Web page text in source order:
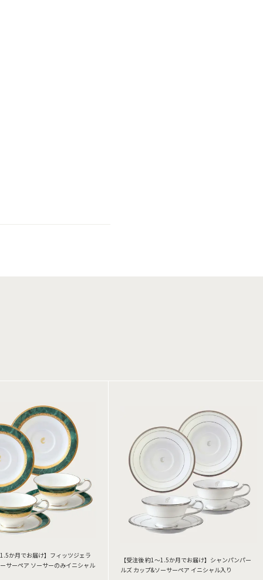
1.5か月でお届け】フィッツジェラ
サーペア ソーサーのみイニシャル
【受注後 約1～1.5か月でお届け】シャンパンパー
ルズ カップ&ソーサーペア イニシャル入り